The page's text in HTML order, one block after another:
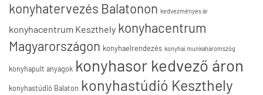
konyhatervezés Balatonon kedvezményes ár
konyhacentrum Keszthely konyhacentrum
Magyarországon konyhaelrendezés konyhai munkaháromszög
konyhapult anyagok konyhasor kedvező áron
konyhastúdió Balaton konyhastúdió Keszthely